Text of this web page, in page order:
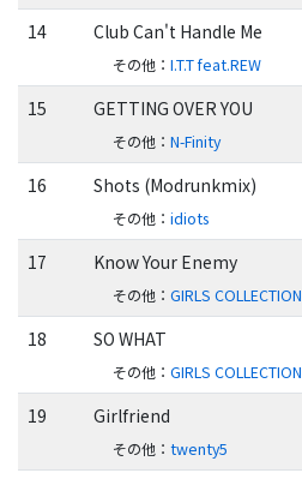
14 Club Can't Handle Me
その他： I.T.T feat.REW
15 GETTING OVER YOU
その他： N-Finity
16 Shots (Modrunkmix)
その他： idiots
17 Know Your Enemy
その他： GIRLS COLLECTION
18 SO WHAT
その他： GIRLS COLLECTION
19 Girlfriend
その他： twenty5